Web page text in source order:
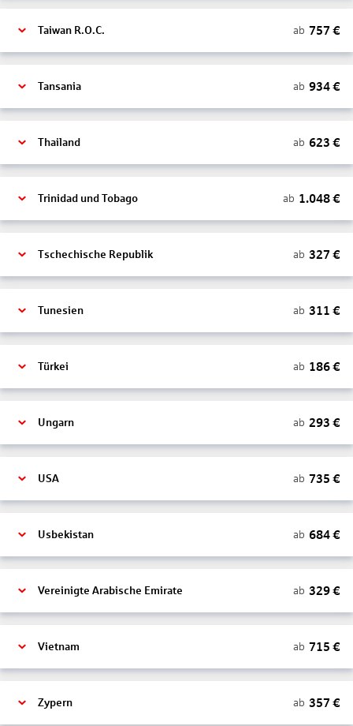
Taiwan R.O.C. ab 757 €
Tansania ab 934€
Thailand ab 623 €
Trinidad und Tobago ab 1.048€
Tschechische Republik ab 327 €
Tunesien ab 311 €
Türkei ab 186€
Ungarn ab 293 €
USA ab 735 €
Usbekistan ab 684€
Vereinigte Arabische Emirate ab 329€
Vietnam ab 715 €
Zypern ab 357 €